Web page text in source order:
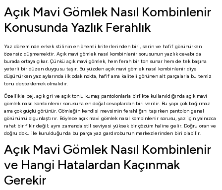
Açık Mavi Gömlek Nasıl Kombinlenir
Konusunda Yazlık Ferahlık
Yaz döneminde erkek stilinin en önemli kriterlerinden biri, serin ve hafif görünürken
özensiz düşmemektir. Açık mavi gömlek nasıl kombinlenir sorusunun yazlık cevabı da
burada ortaya çıkar. Çünkü açık mavi gömlek, hem ferah bir ton sunar hem de tek başına
yeterli bir düzen duygusu taşır. Bu yüzden açık mavi gömlek nasıl kombinlenir diye
düşünürken yaz aylarında ilk odak nokta, hafif ama kaliteli görünen alt parçalarla bu temiz
tonu desteklemek olmalıdır.
Özellikle bej, açık gri ve açık tonlu kumaş pantolonlarla birlikte kullanıldığında açık mavi
gömlek nasıl kombinlenir sorusuna en doğal cevaplardan biri verilir. Bu yapı çok bağırmaz
ama çok güçlü görünür. Gömleğin kendisi mevsimin ferahlığını taşırken pantolon genel
görünümü olgunlaştırır. Böylece açık mavi gömlek nasıl kombinlenir sorusu, yaz için yalnızca
rahat bir fikir değil; aynı zamanda stil seviyesi yüksek bir çözüm haline gelir. Doğru oran ve
doğru doku ile kurulduğunda bu parça yaz gardırobunun merkezlerinden biri olabilir.
Açık Mavi Gömlek Nasıl Kombinlenir
ve Hangi Hatalardan Kaçınmak
Gerekir